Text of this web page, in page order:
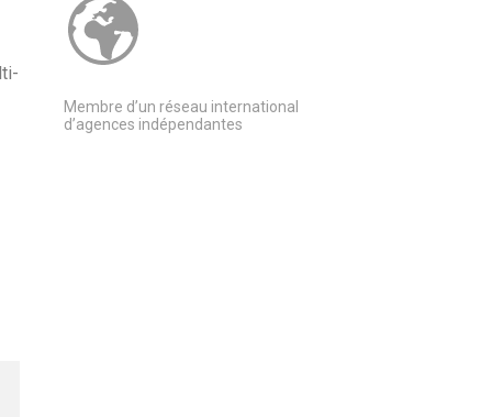
Membre d’un réseau international
d’agences indépendantes